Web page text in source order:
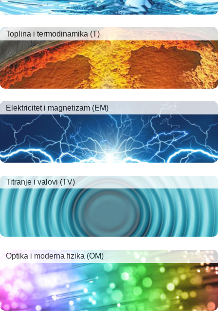
Toplina i termodinamika (T)
Elektricitet i magnetizam (EM)
Titranje i valovi (TV)
Optika i moderna fizika (OM)